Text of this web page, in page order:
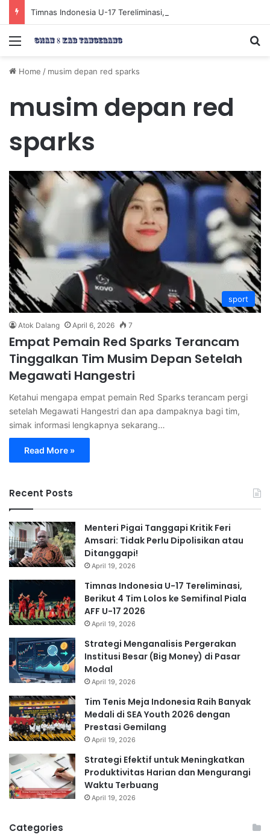
Menu
Home / musim depan red sparks
musim depan red
sparks
sport
Atok Dalang April 6, 2026 7
Empat Pemain Red Sparks Terancam
Tinggalkan Tim Musim Depan Setelah
Megawati Hangestri
Ketahui mengapa empat pemain Red Sparks terancam pergi
setelah Megawati Hangestri dan apa dampaknya bagi tim,
simak informasi lengkapnya sekarang…
Read More »
Recent Posts
Menteri Pigai Tanggapi Kritik Feri
Amsari: Tidak Perlu Dipolisikan atau
Ditanggapi!
April 19, 2026
Timnas Indonesia U-17 Tereliminasi,
Berikut 4 Tim Lolos ke Semifinal Piala
AFF U-17 2026
April 19, 2026
Strategi Menganalisis Pergerakan
Institusi Besar (Big Money) di Pasar
Modal
April 19, 2026
Tim Tenis Meja Indonesia Raih Banyak
Medali di SEA Youth 2026 dengan
Prestasi Gemilang
April 19, 2026
Strategi Efektif untuk Meningkatkan
Produktivitas Harian dan Mengurangi
Waktu Terbuang
April 19, 2026
Categories